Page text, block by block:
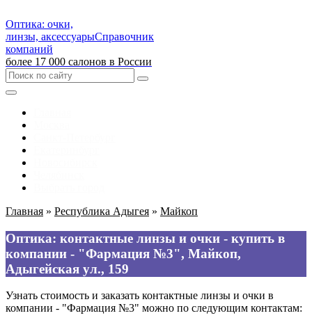
Оптика: очки,
линзы, аксессуарыСправочник
компаний
более 17 000 салонов в России
Главная » Республика Адыгея » Майкоп
Оптика: контактные линзы и очки - купить в
компании - "Фармация №3", Майкоп,
Адыгейская ул., 159
Узнать стоимость и заказать контактные линзы и очки в
компании - "Фармация №3" можно по следующим контактам: